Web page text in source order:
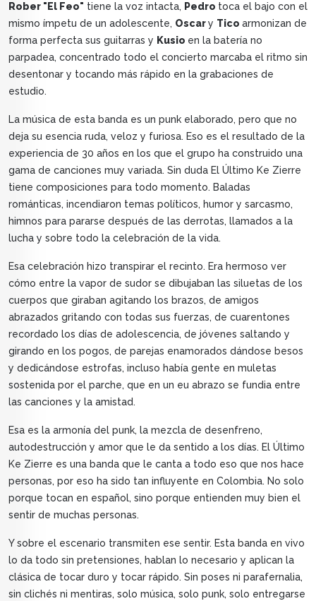
Rober "El Feo" tiene la voz intacta, Pedro toca el bajo con el
mismo ímpetu de un adolescente, Oscary Tico armonizan de
forma perfecta sus guitarras y Kusio en la batería no
parpadea, concentrado todo el concierto marcaba el ritmo sin
desentonar y tocando más rápido en la grabaciones de
estudio.
La música de esta banda es un punk elaborado, pero que no
deja su esencia ruda, veloz y furiosa. Eso es el resultado de la
experiencia de 30 años en los que el grupo ha construido una
gama de canciones muy variada. Sin duda El Último Ke Zierre
tiene composiciones para todo momento. Baladas
románticas, incendiaron temas políticos, humor y sarcasmo,
himnos para pararse después de las derrotas, llamados a la
lucha y sobre todo la celebración de la vida.
Esa celebración hizo transpirar el recinto. Era hermoso ver
cómo entre la vapor de sudor se dibujaban las siluetas de los
cuerpos que giraban agitando los brazos, de amigos
abrazados gritando con todas sus fuerzas, de cuarentones
recordado los días de adolescencia, de jóvenes saltando y
girando en los pogos, de parejas enamorados dándose besos
y dedicándose estrofas, incluso había gente en muletas
sostenida por el parche, que en un eu abrazo se fundia entre
las canciones y la amistad.
Esa es la armonía del punk, la mezcla de desenfreno,
autodestrucción y amor que le da sentido a los días. El Último
Ke Zierre es una banda que le canta a todo eso que nos hace
personas, por eso ha sido tan influyente en Colombia. No solo
porque tocan en español, sino porque entienden muy bien el
sentir de muchas personas.
Y sobre el escenario transmiten ese sentir. Esta banda en vivo
lo da todo sin pretensiones, hablan lo necesario y aplican la
clásica de tocar duro y tocar rápido. Sin poses ni parafernalia,
sin clichés ni mentiras, solo música, solo punk, solo entregarse